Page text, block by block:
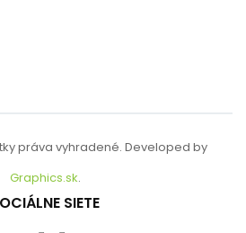
práva vyhradené. Developed by
Graphics.sk.
SIETE